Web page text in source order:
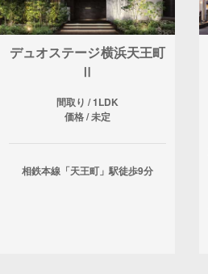
デュオステージ横浜天王町
Ⅱ
間取り / 1LDK
価格 / 未定
相鉄本線「天王町」駅徒歩9分